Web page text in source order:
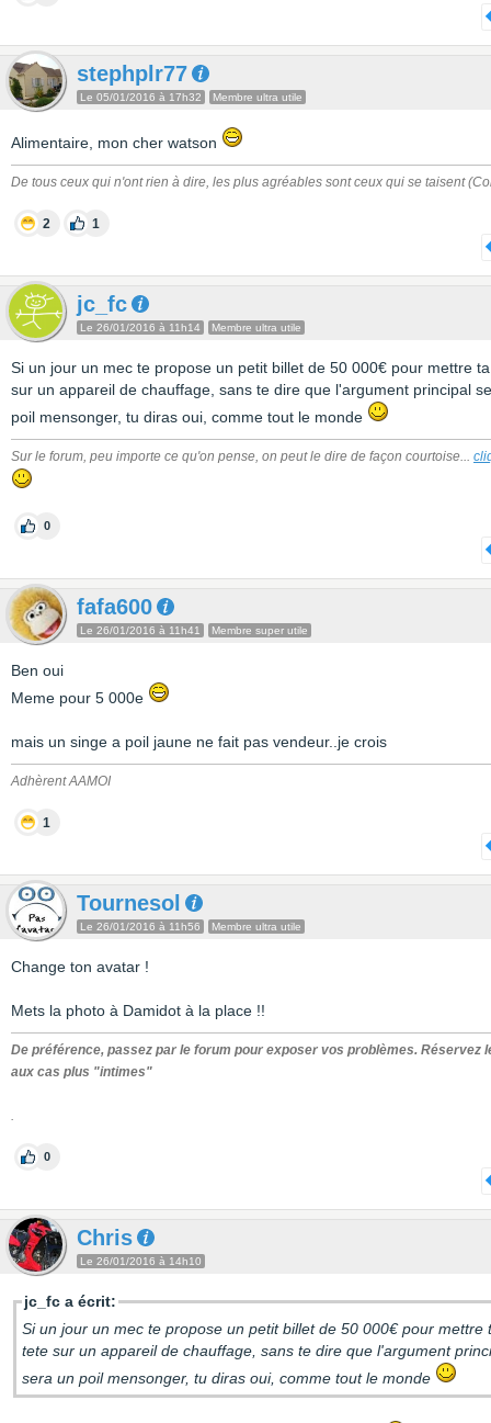
stephplr77
Le 05/01/2016 à 17h32 Membre ultra utile
Alimentaire, mon cher watson
De tous ceux qui n'ont rien à dire, les plus agréables sont ceux qui se taisent
2 1
jc_fc
Le 26/01/2016 à 11h14 Membre ultra utile
Si un jour un mec te propose un petit billet de 50 000€ pour mettre
sur un appareil de chauffage, sans te dire que l'argument principal
poil mensonger, tu diras oui, comme tout le monde
Sur le forum, peu importe ce qu'on pense, on peut le dire de façon courtoise...
0
fafa600
Le 26/01/2016 à 11h41 Membre super utile
Ben oui
Meme pour 5 000e
mais un singe a poil jaune ne fait pas vendeur..je crois
Adhèrent AAMOI
1
Tournesol
Le 26/01/2016 à 11h56 Membre ultra utile
Change ton avatar !
Mets la photo à Damidot à la place !!
De préférence, passez par le forum pour exposer vos problèmes. Réservez
aux cas plus "intimes"
.
0
Chris
Le 26/01/2016 à 14h10
jc_fc a écrit:
Si un jour un mec te propose un petit billet de 50 000€ pour mettre
tete sur un appareil de chauffage, sans te dire que l'argument
sera un poil mensonger, tu diras oui, comme tout le monde